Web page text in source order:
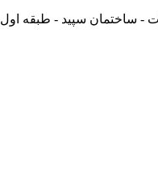
- ساختمان سپید - طبقه اول